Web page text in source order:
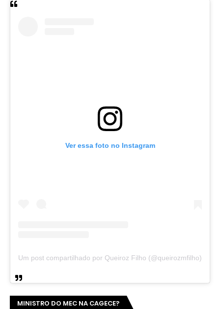
Ver essa foto no Instagram
Um post compartilhado por Queiroz Filho (@queirozmfilho)
MINISTRO DO MEC NA CAGECE?